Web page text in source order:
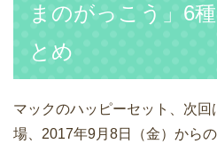
まのがっこう」6
とめ
マックのハッピーセット、次
場、2017年9月8日（金）から